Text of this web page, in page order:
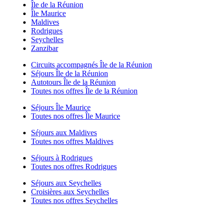
Île de la Réunion
Île Maurice
Maldives
Rodrigues
Seychelles
Zanzibar
Circuits accompagnés Île de la Réunion
Séjours Île de la Réunion
Autotours Île de la Réunion
Toutes nos offres Île de la Réunion
Séjours Île Maurice
Toutes nos offres Île Maurice
Séjours aux Maldives
Toutes nos offres Maldives
Séjours à Rodrigues
Toutes nos offres Rodrigues
Séjours aux Seychelles
Croisières aux Seychelles
Toutes nos offres Seychelles